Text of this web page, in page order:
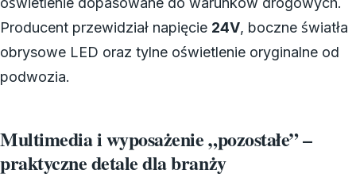
Producent przewidział napięcie 24V, boczne światła
obrysowe LED oraz tylne oświetlenie oryginalne od
podwozia.
Multimedia i wyposażenie „pozostałe” –
praktyczne detale dla branży